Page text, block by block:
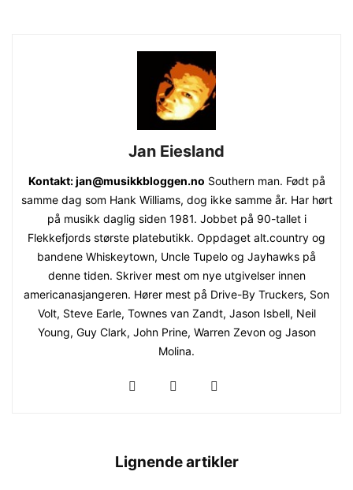
Jan Eiesland
Kontakt: jan@musikkbloggen.no Southern man. Født på
samme dag som Hank Williams, dog ikke samme år. Har hørt
på musikk daglig siden 1981. Jobbet på 90-tallet i
Flekkefjords største platebutikk. Oppdaget alt.country og
bandene Whiskeytown, Uncle Tupelo og Jayhawks på
denne tiden. Skriver mest om nye utgivelser innen
americanasjangeren. Hører mest på Drive-By Truckers, Son
Volt, Steve Earle, Townes van Zandt, Jason Isbell, Neil
Young, Guy Clark, John Prine, Warren Zevon og Jason
Molina.
Lignende artikler